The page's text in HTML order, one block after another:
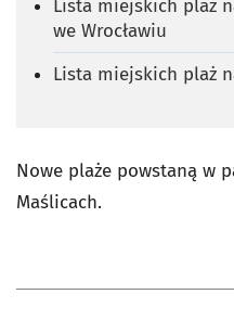
Lista miejskich plaż
we Wrocławiu
Lista miejskich plaż
Nowe plaże powstaną w
Maślicach.